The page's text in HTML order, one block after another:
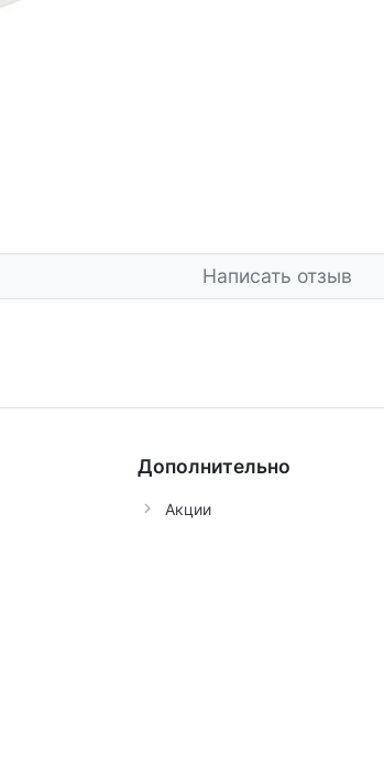
Написать отзыв
Дополнительно
Акции